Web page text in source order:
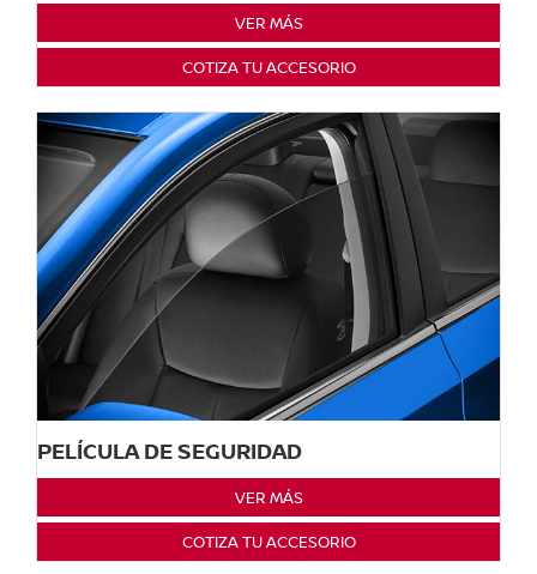
VER MÁS
COTIZA TU ACCESORIO
PELÍCULA DE SEGURIDAD
VER MÁS
COTIZA TU ACCESORIO